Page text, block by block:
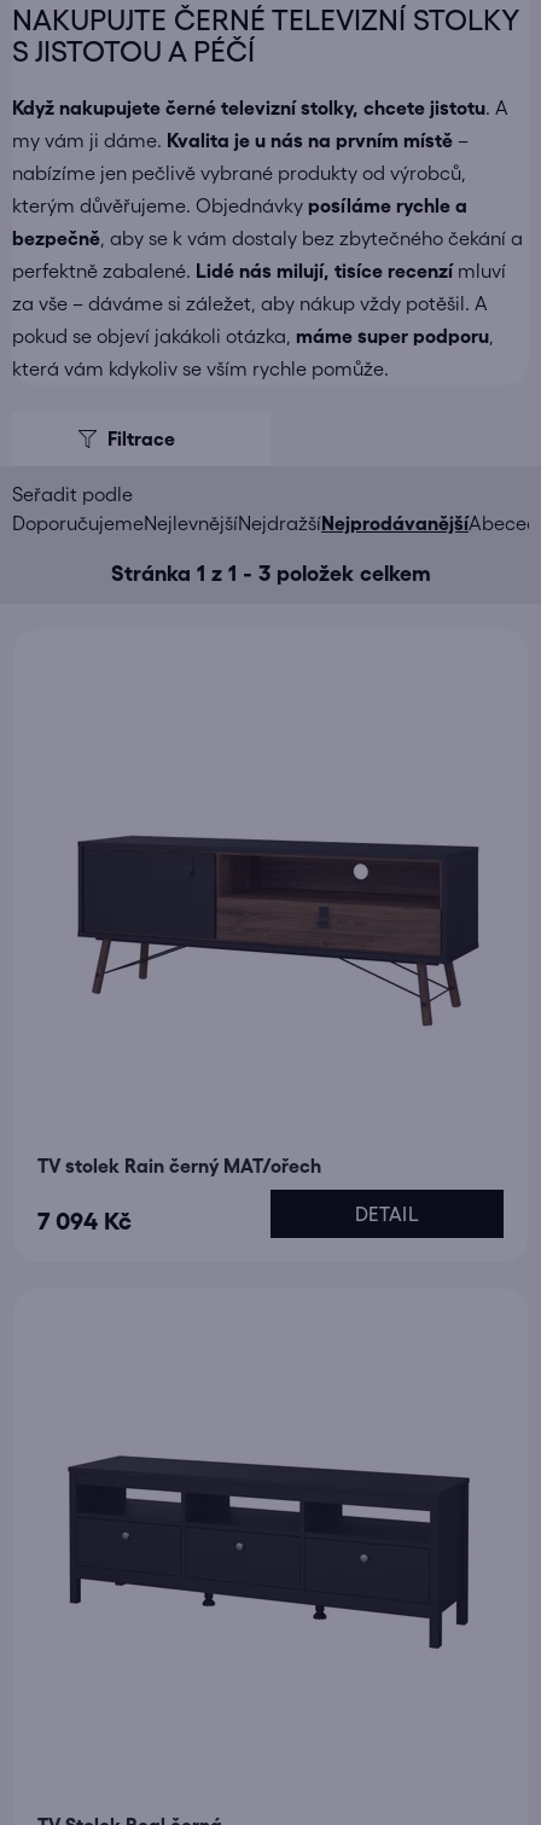
NAKUPUJTE ČERNÉ TELEVIZNÍ STOLKY
S JISTOTOU A PÉČÍ
Když nakupujete černé televizní stolky, chcete jistotu. A
my vám ji dáme. Kvalita je u nás na prvním místě –
nabízíme jen pečlivě vybrané produkty od výrobců,
kterým důvěřujeme. Objednávky posíláme rychle a
bezpečně , aby se k vám dostaly bez zbytečného čekání a
perfektně zabalené. Lidé nás milují, tisíce recenzímluví
za vše – dáváme si záležet, aby nákup vždy potěšil. A
pokud se objeví jakákoli otázka, máme super podporu
která vám kdykoliv se vším rychle pomůže.
Stránka 1 z 1 - 3položek celkem
Ř
DoporučujemeNejlevnějšíNejdražšíNejprodávanější
p
i
TV stolek Rain černý MAT/ořech
7 094 Kč DETAIL